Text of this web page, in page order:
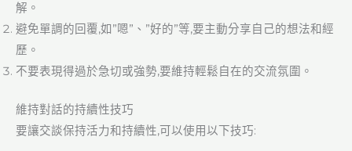
解。
避免單調的回覆,如”嗯”、”好的”等,要主動分享自己的想法和經
歷。
不要表現得過於急切或強勢,要維持輕鬆自在的交流氛圍。
維持對話的持續性技巧
要讓交談保持活力和持續性,可以使用以下技巧: